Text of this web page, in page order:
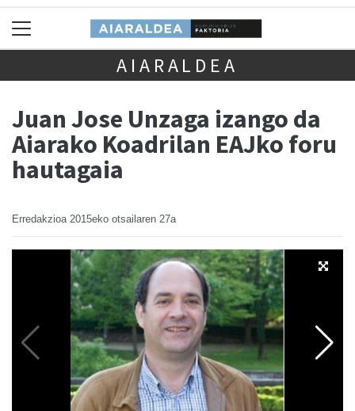
AIARALDEA
Juan Jose Unzaga izango da
Aiarako Koadrilan EAJko foru
hautagaia
Erredakzioa 2015eko otsailaren 27a